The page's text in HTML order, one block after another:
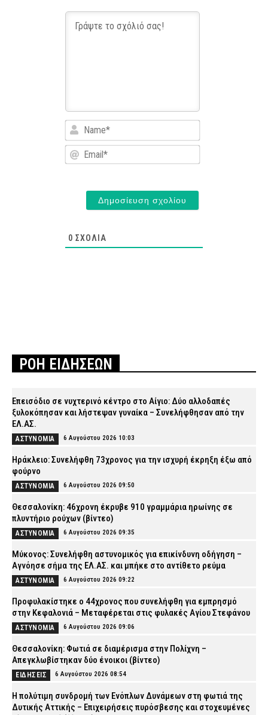
Name*
Email*
0 ΣΧΌΛΙΑ
ΡΟΗ ΕΙΔΗΣΕΩΝ
Επεισόδιο σε νυχτερινό κέντρο στο Αίγιο: Δύο αλλοδαπές
ξυλοκόπησαν και λήστεψαν γυναίκα – Συνελήφθησαν από την
ΕΛ.ΑΣ.
ΑΣΤΥΝΟΜΙΑ 6 Αυγούστου 2026 10:03
Ηράκλειο: Συνελήφθη 73χρονος για την ισχυρή έκρηξη έξω από
φούρνο
ΑΣΤΥΝΟΜΙΑ 6 Αυγούστου 2026 09:50
Θεσσαλονίκη: 46χρονη έκρυβε 910 γραμμάρια ηρωίνης σε
πλυντήριο ρούχων (βίντεο)
ΑΣΤΥΝΟΜΙΑ 6 Αυγούστου 2026 09:35
Μύκονος: Συνελήφθη αστυνομικός για επικίνδυνη οδήγηση –
Αγνόησε σήμα της ΕΛ.ΑΣ. και μπήκε στο αντίθετο ρεύμα
ΑΣΤΥΝΟΜΙΑ 6 Αυγούστου 2026 09:22
Προφυλακίστηκε ο 44χρονος που συνελήφθη για εμπρησμό
στην Κεφαλονιά – Μεταφέρεται στις φυλακές Αγίου Στεφάνου
ΑΣΤΥΝΟΜΙΑ 6 Αυγούστου 2026 09:06
Θεσσαλονίκη: Φωτιά σε διαμέρισμα στην Πολίχνη –
Απεγκλωβίστηκαν δύο ένοικοι (βίντεο)
ΕΙΔΗΣΕΙΣ 6 Αυγούστου 2026 08:54
H πολύτιμη συνδρομή των Ενόπλων Δυνάμεων στη φωτιά της
Δυτικής Αττικής – Επιχειρήσεις πυρόσβεσης και στοχευμένες